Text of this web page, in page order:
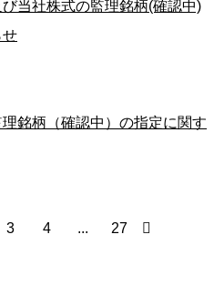
び当社株式の監理銘柄(確認中)
せ
銘柄（確認中）の指定に関す
3 4 ... 27